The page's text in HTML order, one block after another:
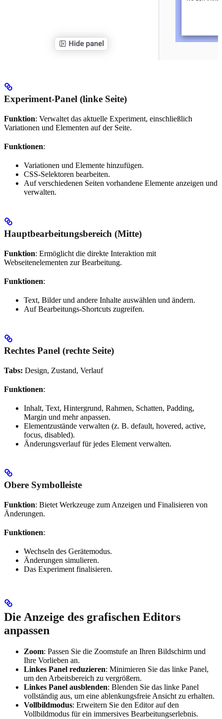
Experiment-Panel (linke Seite)
Funktion: Verwaltet das aktuelle Experiment, einschließlich
Variationen und Elementen auf der Seite.
Funktionen:
Variationen und Elemente hinzufügen.
CSS-Selektoren bearbeiten.
Auf verschiedenen Seiten vorhandene Elemente anzeigen und
verwalten.
Hauptbearbeitungsbereich (Mitte)
Funktion: Ermöglicht die direkte Interaktion mit
Webseitenelementen zur Bearbeitung.
Funktionen:
Text, Bilder und andere Inhalte auswählen und ändern.
Auf Bearbeitungs-Shortcuts zugreifen.
Rechtes Panel (rechte Seite)
Tabs: Design, Zustand, Verlauf
Funktionen:
Inhalt, Text, Hintergrund, Rahmen, Schatten, Padding,
Margin und mehr anpassen.
Elementzustände verwalten (z. B. default, hovered, active,
focus, disabled).
Änderungsverlauf für jedes Element verwalten.
Obere Symbolleiste
Funktion: Bietet Werkzeuge zum Anzeigen und Finalisieren von
Änderungen.
Funktionen:
Wechseln des Gerätemodus.
Änderungen simulieren.
Das Experiment finalisieren.
Die Anzeige des grafischen Editors
anpassen
Zoom: Passen Sie die Zoomstufe an Ihren Bildschirm und
Ihre Vorlieben an.
Linkes Panel reduzieren: Minimieren Sie das linke Panel,
um den Arbeitsbereich zu vergrößern.
Linkes Panel ausblenden: Blenden Sie das linke Panel
vollständig aus, um eine ablenkungsfreie Ansicht zu erhalten.
Vollbildmodus: Erweitern Sie den Editor auf den
Vollbildmodus für ein immersives Bearbeitungserlebnis.